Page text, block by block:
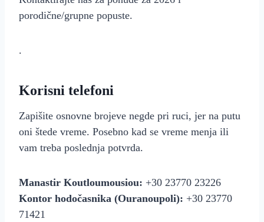
porodične/grupne popuste.
.
Korisni telefoni
Zapišite osnovne brojeve negde pri ruci, jer na putu
oni štede vreme. Posebno kad se vreme menja ili
vam treba poslednja potvrda.
Manastir Koutloumousiou: +30 23770 23226
Kontor hodočasnika (Ouranoupoli): +30 23770
71421